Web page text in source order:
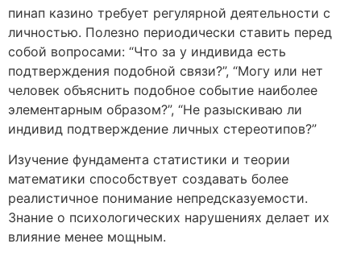
пинап казино требует регулярной деятельности с
личностью. Полезно периодически ставить перед
собой вопросами: “Что за у индивида есть
подтверждения подобной связи?”, “Могу или нет
человек объяснить подобное событие наиболее
элементарным образом?”, “Не разыскиваю ли
индивид подтверждение личных стереотипов?”
Изучение фундамента статистики и теории
математики способствует создавать более
реалистичное понимание непредсказуемости.
Знание о психологических нарушениях делает их
влияние менее мощным.